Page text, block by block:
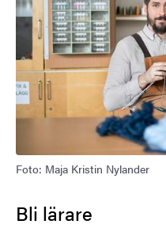
Foto: Maja Kristin Nylander
Bli lärare